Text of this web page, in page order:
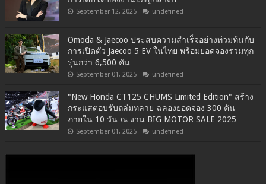
September 12, 2025 undefined
Omoda & Jaecoo ประสบความสำเร็จอย่างท่วมท้นกับ
การเปิดตัว Jaecoo 5 EV ในไทย พร้อมยอดจองรวมทุก
รุ่นกว่า 6,500 คัน
September 01, 2025 undefined
"New Honda CT125 CHUMS Limited Edition" สร้าง
กระแสตอบรับถล่มทลาย ฉลองยอดจอง 300 คัน
ภายใน 10 วัน ณ งาน BIG MOTOR SALE 2025
September 01, 2025 undefined